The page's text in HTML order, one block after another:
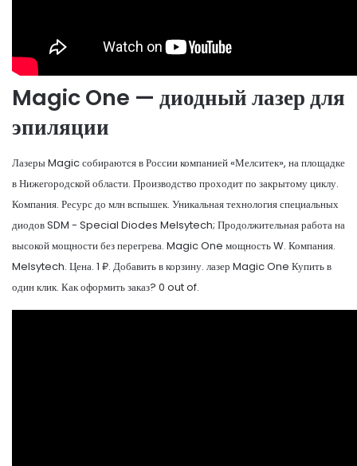
Magic One — диодный лазер для
эпиляции
Лазеры Magic собираются в России компанией «Мелситек», на площадке
в Нижегородской области. Производство проходит по закрытому циклу.
Компания. Ресурс до млн вспышек. Уникальная технология специальных
диодов SDM - Special Diodes Melsytech; Продолжительная работа на
высокой мощности без перегрева. Magic One мощность W. Компания.
Melsytech. Цена. 1 ₽. Добавить в корзину. лазер Magic One Купить в
один клик. Как оформить заказ? 0 out of.